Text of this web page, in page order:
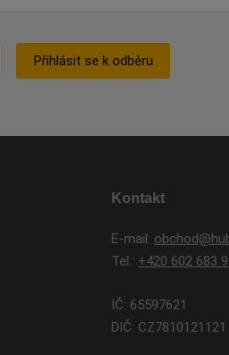
Přihlásit se k odběru
Kontakt
E-mail:
Tel.: +420 602 683
IČ: 65597621
DIČ: CZ7810121121